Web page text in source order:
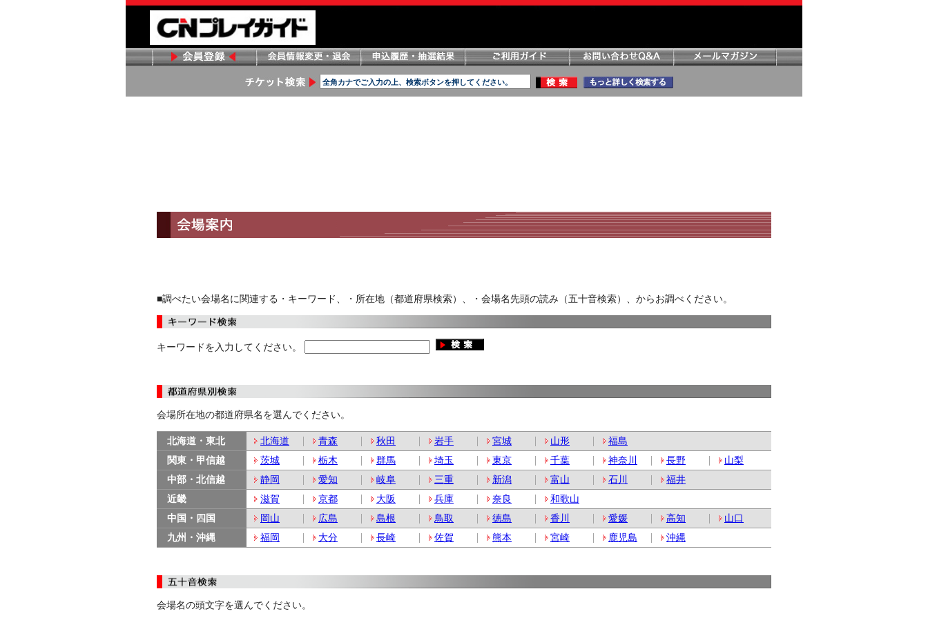
■調べたい会場名に関連する・キーワード、・所在地（都道府県検索）、・会場名先頭の読み（五十音検索）、からお調べください。
キーワードを入力してください。
会場所在地の都道府県名を選んでください。
北海道・東北 北海道 青森 秋田 岩手 宮城 山形
福島
関東・甲信越
茨城 栃木 群馬 埼玉 東京 千葉 神奈川 長野
山梨
中部・北信越
静岡 愛知 岐阜 三重 新潟 富山 石川
福井
近畿
滋賀 京都 大阪 兵庫 奈良
和歌山
中国・四国
岡山 広島 島根 鳥取 徳島 香川 愛媛 高知
山口
九州・沖縄
福岡 大分 長崎 佐賀 熊本 宮崎 鹿児島 沖縄
会場名の頭文字を選んでください。